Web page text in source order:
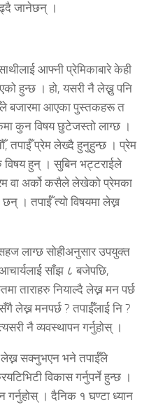
जानेछन् ।
आफ्नी प्रेमिकाबारे केही
हुन्छ । हो, यसरी नै लेख्नु पनि
बजारमा आएका पुस्तकहरू त
कुन विषय छुटेजस्तो लाग्छ ।
तपाईँ प्रेम लेख्दै हुनुहुन्छ । प्रेम
हुन् । सुबिन भट्टराईले
वा अर्को कसैले लेखेको प्रेमका
। तपाईँ त्यो विषयमा लेख्न
लाग्छ सोहीअनुसार उपयुक्त
साँझ ८ बजेपछि,
ताराहरु नियाल्दै लेख्न मन पर्छ
लेख्न मनपर्छ ? तपाईँलाई नि ?
नै व्यवस्थापन गर्नुहोस् ।
सक्नुभएन भने तपाईँले
विकास गर्नुपर्ने हुन्छ ।
गर्नुहोस् । दैनिक १ घण्टा ध्यान